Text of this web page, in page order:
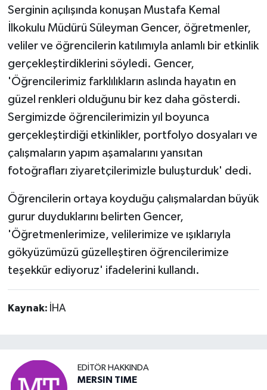
Serginin açılışında konuşan Mustafa Kemal
İlkokulu Müdürü Süleyman Gencer, öğretmenler,
veliler ve öğrencilerin katılımıyla anlamlı bir etkinlik
gerçekleştirdiklerini söyledi. Gencer,
'Öğrencilerimiz farklılıkların aslında hayatın en
güzel renkleri olduğunu bir kez daha gösterdi.
Sergimizde öğrencilerimizin yıl boyunca
gerçekleştirdiği etkinlikler, portfolyo dosyaları ve
çalışmaların yapım aşamalarını yansıtan
fotoğrafları ziyaretçilerimizle buluşturduk' dedi.
Öğrencilerin ortaya koyduğu çalışmalardan büyük
gurur duyduklarını belirten Gencer,
'Öğretmenlerimize, velilerimize ve ışıklarıyla
gökyüzümüzü güzelleştiren öğrencilerimize
teşekkür ediyoruz' ifadelerini kullandı.
Kaynak: İHA
EDITÖR HAKKINDA
MERSIN TIME